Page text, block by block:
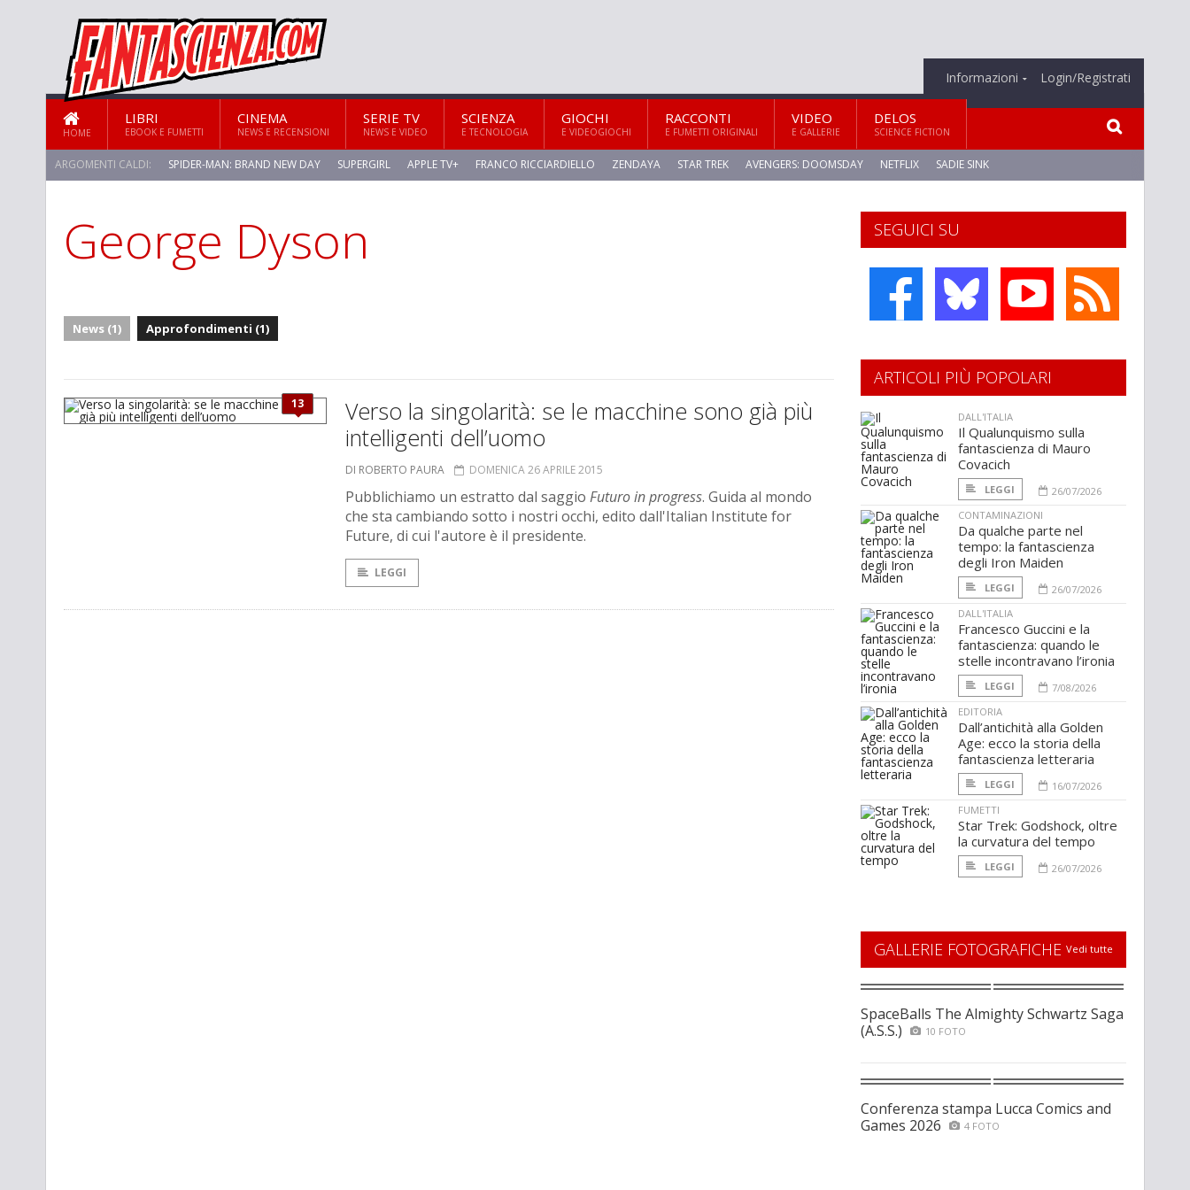
Informazioni Login/Registrati
HOME
LIBRI
EBOOK E FUMETTI
CINEMA
NEWS E RECENSIONI
SERIE TV
NEWS E VIDEO
SCIENZA
E TECNOLOGIA
GIOCHI
E VIDEOGIOCHI
RACCONTI
E FUMETTI ORIGINALI
VIDEO
E GALLERIE
DELOS
SCIENCE FICTION
ARGOMENTI CALDI: SPIDER-MAN: BRAND NEW DAY SUPERGIRL APPLE TV+ FRANCO RICCIARDIELLO ZENDAYA STAR TREK AVENGERS: DOOMSDAY NETFLIX SADIE SINK
STAR TREK: STRANGE NEW WORLDS
George Dyson
News (1) Approfondimenti (1)
13
Verso la singolarità: se le macchine sono già più
intelligenti dell’uomo
DI ROBERTO PAURA DOMENICA 26 APRILE 2015
Pubblichiamo un estratto dal saggio Futuro in progress. Guida al mondo
che sta cambiando sotto i nostri occhi, edito dall'Italian Institute for
Future, di cui l'autore è il presidente.
LEGGI
SEGUICI SU
ARTICOLI PIÙ POPOLARI
DALL'ITALIA
Il Qualunquismo sulla
fantascienza di Mauro
Covacich
LEGGI
26/07/2026
CONTAMINAZIONI
Da qualche parte nel
tempo: la fantascienza
degli Iron Maiden
LEGGI
26/07/2026
DALL'ITALIA
Francesco Guccini e la
fantascienza: quando le
stelle incontravano l’ironia
LEGGI
7/08/2026
EDITORIA
Dall’antichità alla Golden
Age: ecco la storia della
fantascienza letteraria
LEGGI
16/07/2026
FUMETTI
Star Trek: Godshock, oltre
la curvatura del tempo
LEGGI 26/07/2026
GALLERIE FOTOGRAFICHE Vedi tutte
SpaceBalls The Almighty Schwartz Saga
(A.S.S.)
10 FOTO
Conferenza stampa Lucca Comics and
Games 2026
4 FOTO